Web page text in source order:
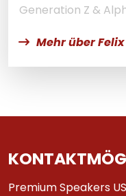
Generation Z &
Mehr über
Premium Speakers